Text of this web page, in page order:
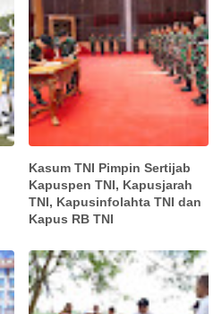
Kasum TNI Pimpin Sertijab
Kapuspen TNI, Kapusjarah
TNI, Kapusinfolahta TNI dan
Kapus RB TNI